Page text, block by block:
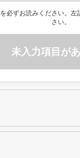
を必ずお読みください。
さい。
未入力項目が